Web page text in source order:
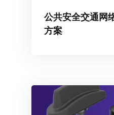
公共安全交通网
方案